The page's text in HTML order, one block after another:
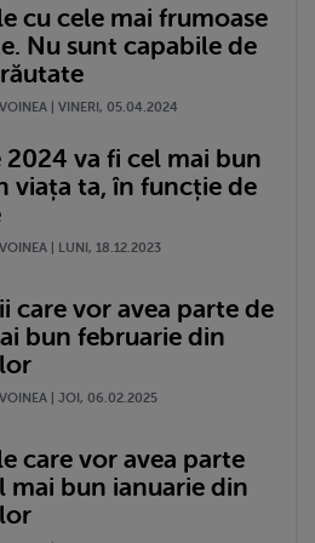
cu cele mai frumoase
Nu sunt capabile de
| VINERI, 05.04.2024
2024 va fi cel mai bun
viața ta, în funcție de
| LUNI, 18.12.2023
care vor avea parte de
bun februarie din
| JOI, 06.02.2025
care vor avea parte
mai bun ianuarie din